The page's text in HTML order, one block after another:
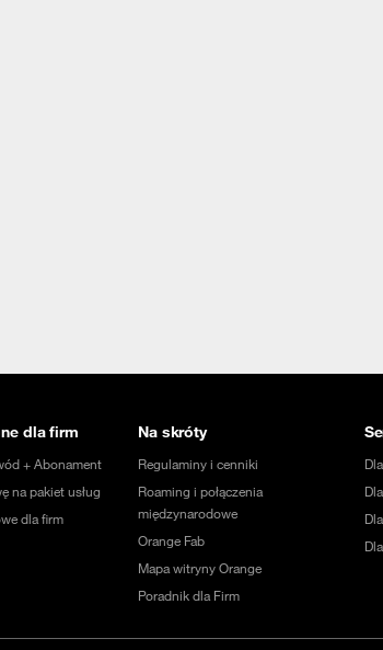
dla firm
+ Abonament
na pakiet usług
dla firm
Na skróty
Regulaminy i cenniki
Roaming i połączenia
międzynarodowe
Orange Fab
Mapa witryny Orange
Poradnik dla Firm